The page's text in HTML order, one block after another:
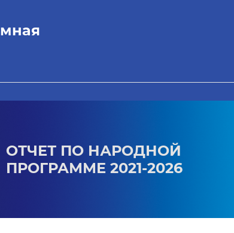
ОТЧЕТ ПО НАРОДНОЙ
ПРОГРАММЕ 2021-2026